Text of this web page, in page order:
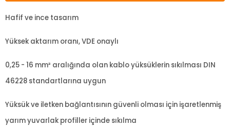
Hafif ve ince tasarım
Yüksek aktarım oranı, VDE onaylı
0,25 - 16 mm² aralığında olan kablo yüksüklerin sıkılması DIN
46228 standartlarına uygun
Yüksük ve iletken bağlantısının güvenli olması için işaretlenmiş
yarım yuvarlak profiller içinde sıkılma